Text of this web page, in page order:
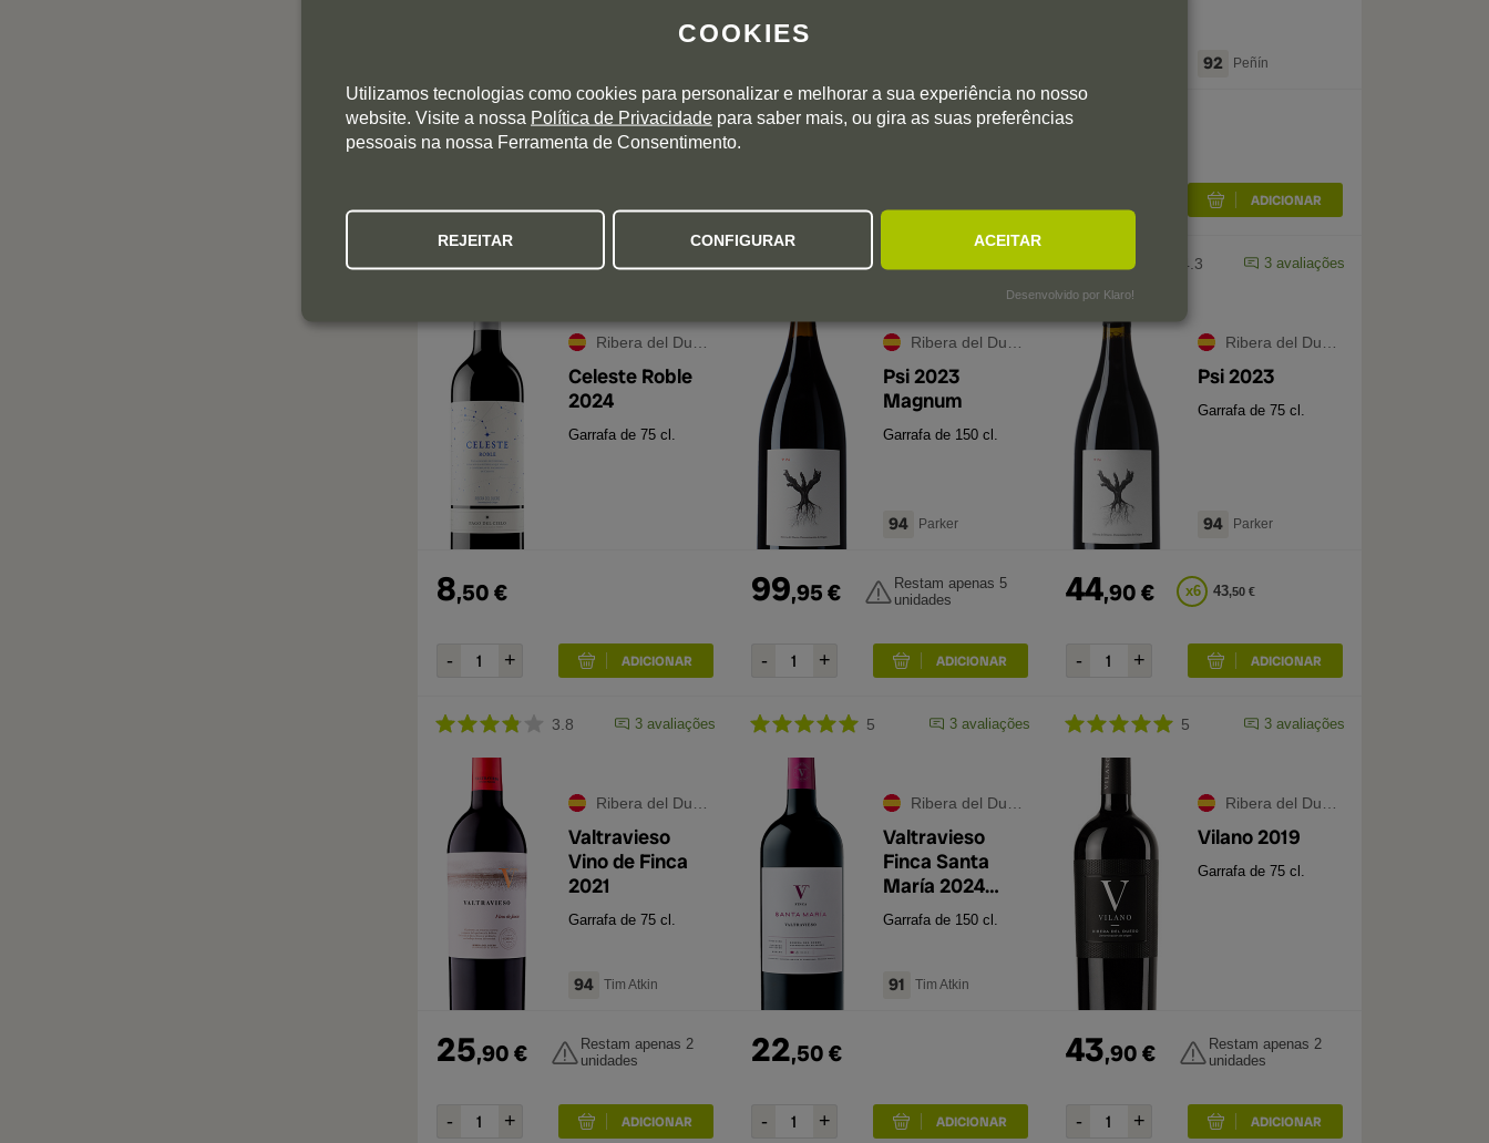
38,75€
4 4 avaliações
9,85 €
4.2
92 Peñín
26
4.3 3 avaliações
Ribera del Duero
Celeste Roble
2024
Garrafa de 75 cl.
8,50€
3.8 3 avaliações
Ribera del Duero
Psi 2023
Magnum
Garrafa de 150 cl.
94 Parker
99,95€
Restam apenas 5
unidades
5 3 avaliações
Ribera del Duero
Psi 2023
Garrafa de 75 cl.
94 Parker
44,90€ x6 43,50 €
5 3 avaliações
Ribera del Duero
Valtravieso
Vino de Finca
2021
Garrafa de 75 cl.
94 Tim Atkin
25,90€
Restam apenas 2
unidades
Ribera del Duero
Valtravieso
Finca Santa
María 2024
Magnum
Garrafa de 150 cl.
91 Tim Atkin
22,50€
Ribera del Duero
Vilano 2019
Garrafa de 75 cl.
43,90€
Restam apenas 2
unidades
COOKIES
Utilizamos tecnologias como cookies para personalizar e melhorar a sua experiência no nosso
website. Visite a nossa Política de Privacidade para saber mais, ou gira as suas preferências
pessoais na nossa Ferramenta de Consentimento.
REJEITAR CONFIGURAR ACEITAR
Desenvolvido por Klaro!